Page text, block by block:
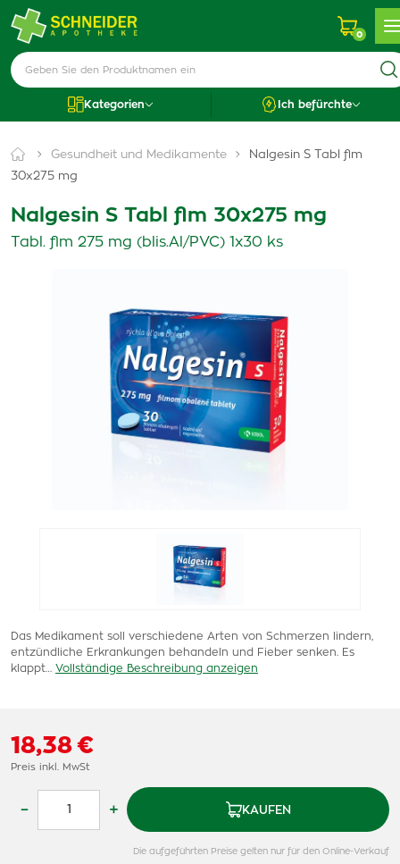
0
Kategorien Ich befürchte
Gesundheit und Medikamente
Nalgesin S Tabl flm
30x275 mg
Nalgesin S Tabl flm 30x275 mg
Tabl. flm 275 mg (blis.Al/PVC) 1x30 ks
Das Medikament soll verschiedene Arten von Schmerzen lindern,
entzündliche Erkrankungen behandeln und Fieber senken. Es
klappt…
Vollständige Beschreibung anzeigen
18,38 €
Preis inkl. MwSt
– + KAUFEN
Die aufgeführten Preise gelten nur für den Online-Verkauf